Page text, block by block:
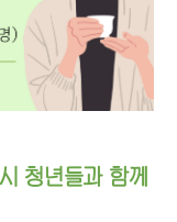
청년들과 함께